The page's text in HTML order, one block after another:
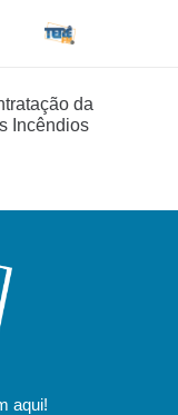
da
Incêndios
aqui!